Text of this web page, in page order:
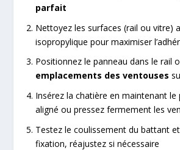
parfait
Nettoyez les surfaces (rail ou vitre)
isopropylique pour maximiser
Positionnez le panneau dans le rail
emplacements des ventouses
Insérez la chatière en maintenant le
aligné ou pressez fermement les
Testez le coulissement du battant
fixation, réajustez si nécessaire